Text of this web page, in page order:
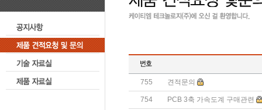
755 견적문의
754 PCB 3축 가속도계 구매관련